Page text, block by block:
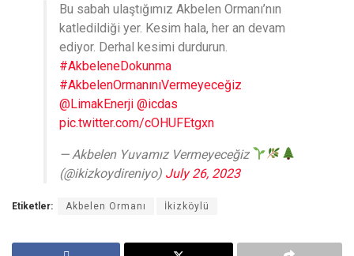
Bu sabah ulaştığımız Akbelen Ormanı’nın
katledildiği yer. Kesim hala, her an devam
ediyor. Derhal kesimi durdurun.
#AkbeleneDokunma
#AkbelenOrmanınıVermeyeceğiz
@LimakEnerji @icdas
pic.twitter.com/cOHUFEtgxn
— Akbelen Yuvamız Vermeyeceğiz
(@ikizkoydireniyo) July 26, 2023
Etiketler: Akbelen Ormanı İkizköylü